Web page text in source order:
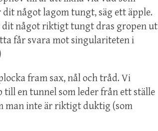
något lagom tungt, säg ett äpple.
dit något riktigt tungt dras gropen ut
får svara mot singulariteten i
fram sax, nål och tråd. Vi
en tunnel som leder från ett ställe
man inte är riktigt duktig (som